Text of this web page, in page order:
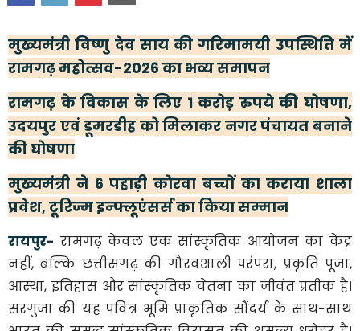
मुख्यमंत्री विष्णु देव साय की गरिमामयी उपस्थिति में
रामगढ़ महोत्सव-2026 का भव्य समापन
रामगढ़ के विकास के लिए 1 करोड़ रुपये की घोषणा,
उदयपुर एवं डूमरडीह को मिलाकर नगर पंचायत बनाने
की घोषणा
मुख्यमंत्री ने 6 पहाड़ी कोरवा बच्चों का कराया शाला
प्रवेश, टूरिज्म इन्फ्लूएंसर्स का किया सम्मान
रायपुर- रामगढ़ केवल एक सांस्कृतिक आयोजन का केंद्र
नहीं, बल्कि छत्तीसगढ़ की गौरवशाली परंपरा, प्रकृति पूजा,
आस्था, इतिहास और सांस्कृतिक चेतना का जीवंत प्रतीक है।
सरगुजा की यह पवित्र भूमि प्राकृतिक सौंदर्य के साथ-साथ